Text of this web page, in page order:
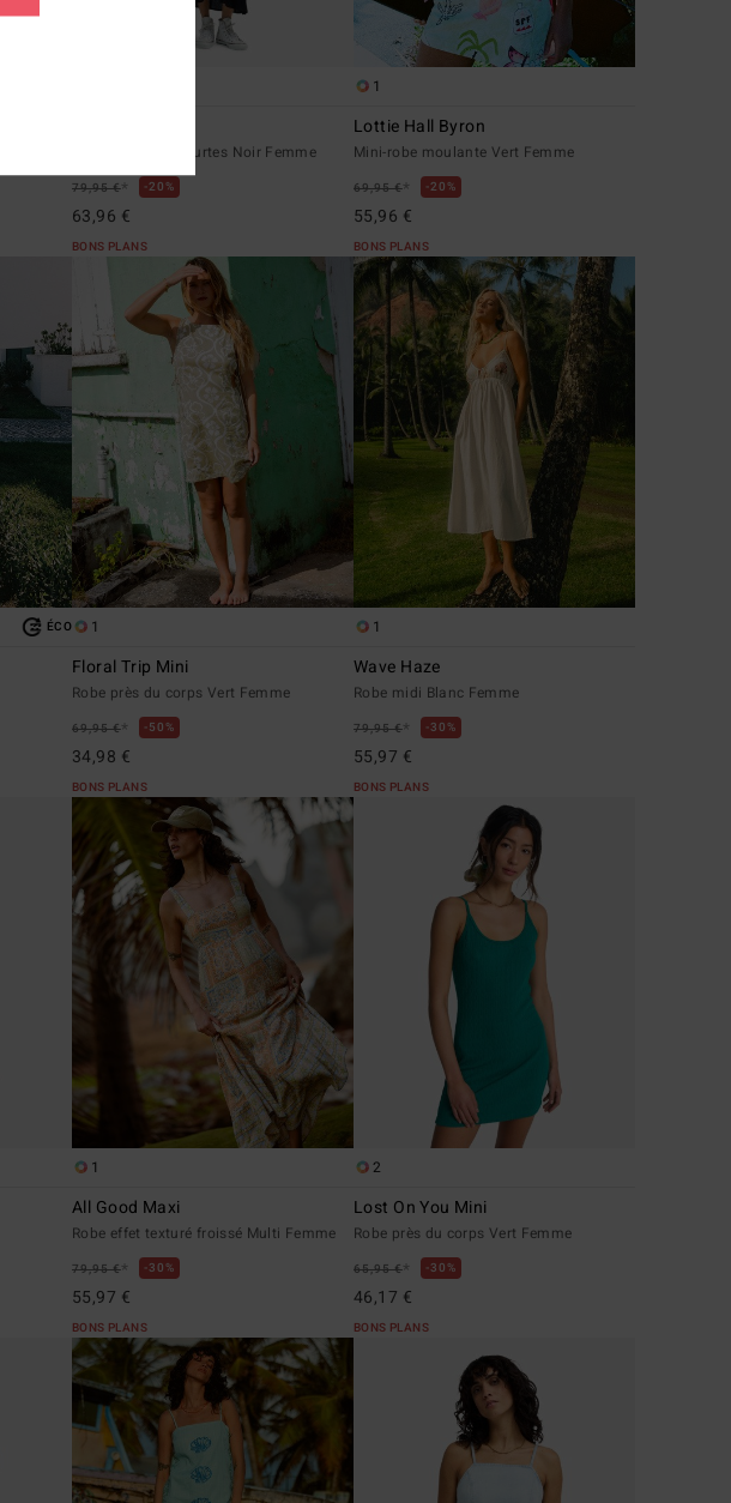
Robe manches courtes Noir Femme
79,95 €* 20%
63,96 €
BONS PLANS
1
Lottie Hall Byron
Mini-robe moulante Vert Femme
69,95 €* 20%
55,96 €
BONS PLANS
ÉCO 1
Floral Trip Mini
Robe près du corps Vert Femme
69,95 €* 50%
34,98 €
BONS PLANS
1
Wave Haze
Robe midi Blanc Femme
79,95 €* 30%
55,97 €
BONS PLANS
1
All Good Maxi
Robe effet texturé froissé Multi Femme
79,95 €* 30%
55,97 €
BONS PLANS
2
Lost On You Mini
Robe près du corps Vert Femme
65,95 €* 30%
46,17 €
BONS PLANS